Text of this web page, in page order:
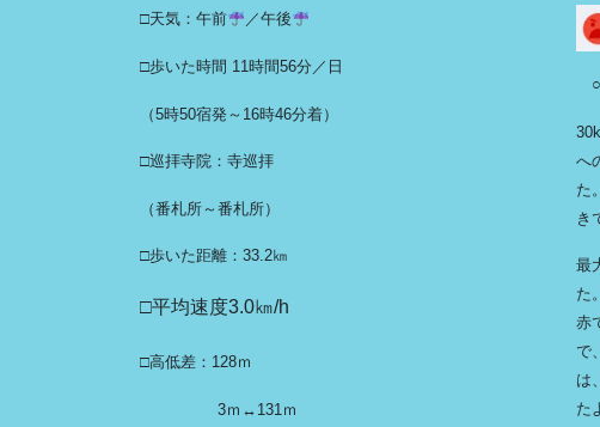
□天気：午前 ／午後
□歩いた時間 11時間56分／日
（5時50宿発～16時46分着）
□巡拝寺院：寺巡拝
（番札所～番札所）
□歩いた距離：33.2㎞
□平均速度3.0㎞/h
□高低差：128ｍ
3ｍ↔131ｍ
へ
た
き
最
た
赤
で
は
た